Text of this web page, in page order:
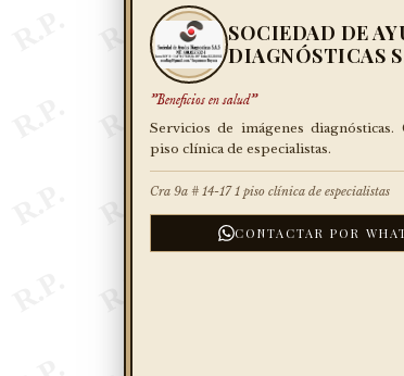
SOCIEDAD DE
DIAGNÓSTICAS
"Beneficios en salud"
Servicios de imágenes diagnósticas.
piso clínica de especialistas.
Cra 9a # 14-17 1 piso clínica de especialistas
CONTACTAR POR